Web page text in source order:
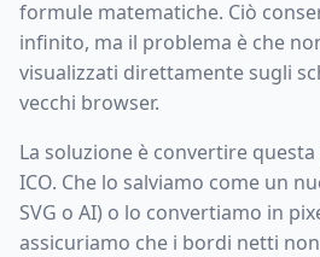
formule matematiche. Ciò
infinito, ma il problema è che
visualizzati direttamente sugli
vecchi browser.
La soluzione è convertire
ICO. Che lo salviamo come un
SVG o AI) o lo convertiamo in
assicuriamo che i bordi netti